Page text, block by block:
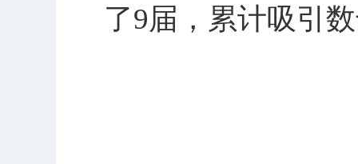
了9届，累计吸引